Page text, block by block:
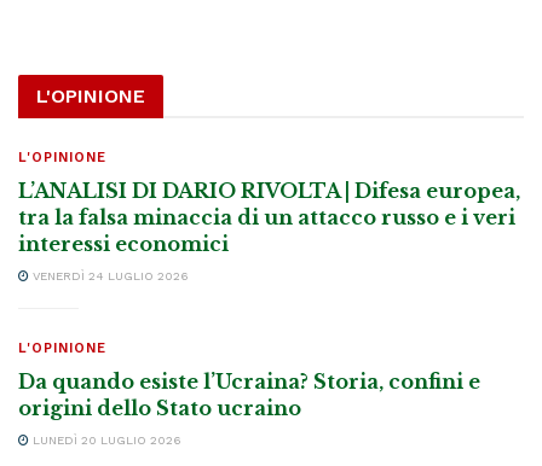
L'OPINIONE
L'OPINIONE
L’ANALISI DI DARIO RIVOLTA | Difesa europea,
tra la falsa minaccia di un attacco russo e i veri
interessi economici
VENERDÌ 24 LUGLIO 2026
L'OPINIONE
Da quando esiste l’Ucraina? Storia, confini e
origini dello Stato ucraino
LUNEDÌ 20 LUGLIO 2026